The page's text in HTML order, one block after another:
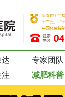
达 专家团队
注 减肥科普